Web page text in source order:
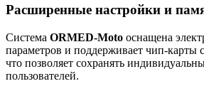
Расширенные настройки и
Система ORMED-Moto оснащена
параметров и поддерживает чип-карты
что позволяет сохранять
пользователей.